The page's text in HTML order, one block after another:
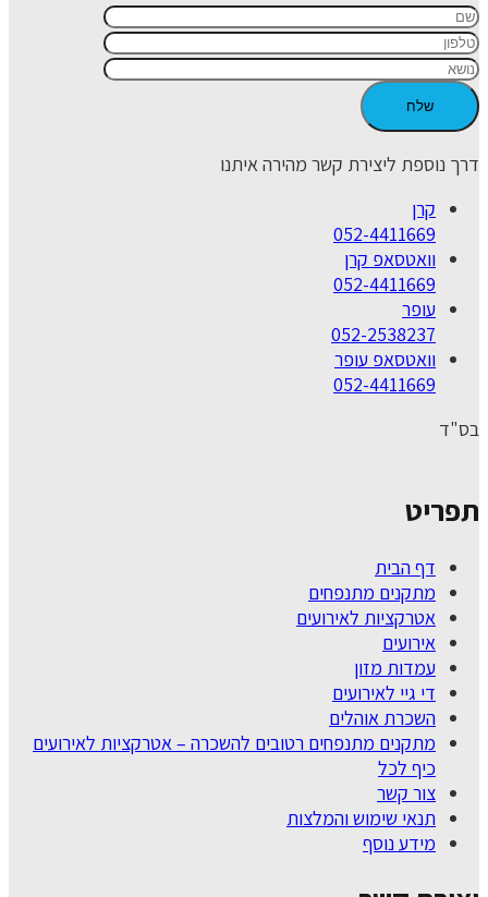
דרך נוספת ליצירת קשר מהירה איתנו
קרן
052-4411669
וואטסאפ קרן
052-4411669
עופר
052-2538237
וואטסאפ עופר
052-4411669
בס"ד
תפריט
דף הבית
מתקנים מתנפחים
אטרקציות לאירועים
אירועים
עמדות מזון
די גיי לאירועים
השכרת אוהלים
מתקנים מתנפחים רטובים להשכרה – אטרקציות לאירועים
כיף לכל
צור קשר
תנאי שימוש והמלצות
מידע נוסף